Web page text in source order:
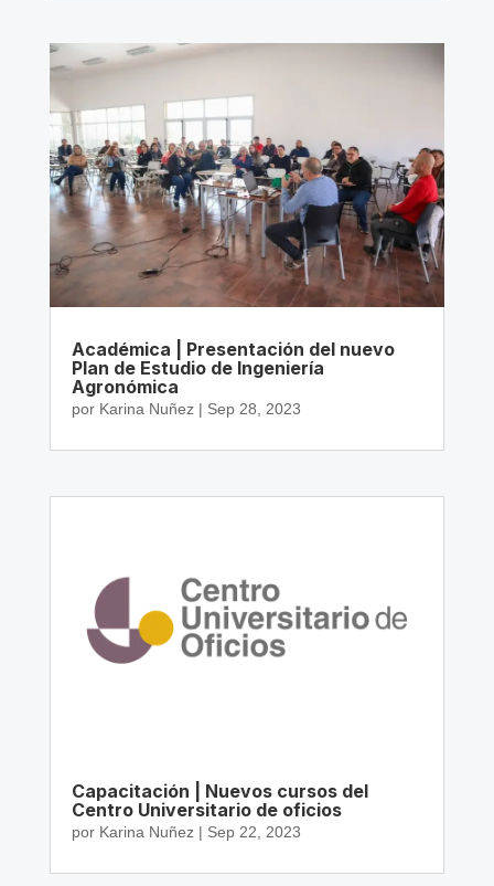
Académica | Presentación del nuevo
Plan de Estudio de Ingeniería
Agronómica
por Karina Nuñez| Sep 28, 2023
Capacitación | Nuevos cursos del
Centro Universitario de oficios
por Karina Nuñez| Sep 22, 2023